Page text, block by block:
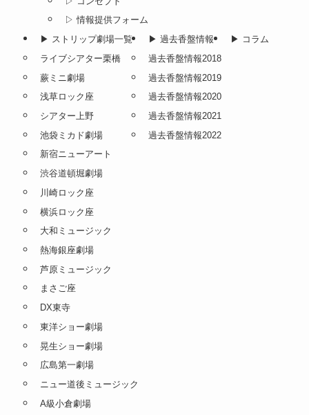
▷ 情報提供フォーム
▶︎ ストリップ劇場一覧
ライブシアター栗橋
蕨ミニ劇場
浅草ロック座
シアター上野
池袋ミカド劇場
新宿ニューアート
渋谷道頓堀劇場
川崎ロック座
横浜ロック座
大和ミュージック
熱海銀座劇場
芦原ミュージック
まさご座
DX東寺
東洋ショー劇場
晃生ショー劇場
広島第一劇場
ニュー道後ミュージック
A級小倉劇場
▶︎ 過去香盤情報
過去香盤情報2018
過去香盤情報2019
過去香盤情報2020
過去香盤情報2021
過去香盤情報2022
▶︎ コラム